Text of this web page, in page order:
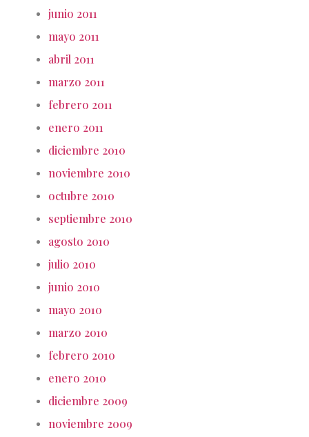
junio 2011
mayo 2011
abril 2011
marzo 2011
febrero 2011
enero 2011
diciembre 2010
noviembre 2010
octubre 2010
septiembre 2010
agosto 2010
julio 2010
junio 2010
mayo 2010
marzo 2010
febrero 2010
enero 2010
diciembre 2009
noviembre 2009